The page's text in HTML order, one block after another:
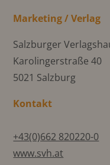
Marketing / Verlag
Salzburger
Karolingerstraße 40
5021 Salzburg
Kontakt
+43(0)662 820220-0
www.svh.at